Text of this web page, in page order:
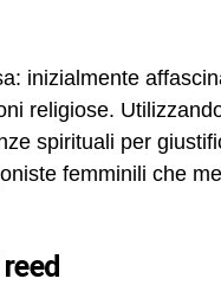
inizialmente
religiose.
spirituali per
femminili che